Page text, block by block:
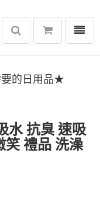
選單
的日用品★
水 抗臭 速吸
笑 禮品 洗澡